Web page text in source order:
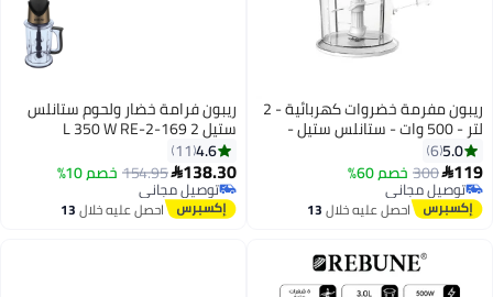
ريبون مفرمة خضروات كهربائية - 2
لتر - 500 وات - ستانلس ستيل -
5.0
6
119
300 خصم 60%
توصيل مجاني
توصيل مجانياحصل عليه خلال13
ريبون فرامة خضار ولحوم ستانلس
ستيل 2 L 350 W RE-2-169
4.6
11
138.30
154.95خصم 10%
توصيل مجاني
توصيل مجانياحصل عليه خلال13